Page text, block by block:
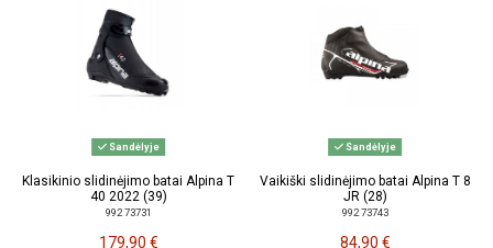
Sandėlyje
Klasikinio slidinėjimo batai Alpina T
40 2022 (39)
992 73731
179,90 €
Sandėlyje
Vaikiški slidinėjimo batai Alpina T 8
JR (28)
992 73743
84,90 €